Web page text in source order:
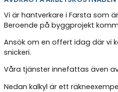
Vi är hantverkare i Farsta som
Beroende på byggprojekt
Ansök om en offert idag där vi
snickeri.
Våra tjänster innefattas även
Nedan kalkyl är ett